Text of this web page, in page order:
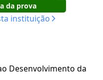
da prova
instituição
Desenvolvimento da